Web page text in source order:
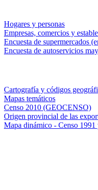
Hogares y personas
Empresas, comercios y
Encuesta de supermercados
Encuesta de autoservicios
Cartografía y códigos
Mapas temáticos
Censo 2010 (GEOCENSO)
Origen provincial de las
Mapa dinámico - Censo 1991